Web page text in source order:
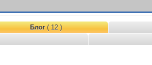
Блог( 12 )